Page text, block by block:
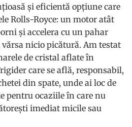
și eficientă opțiune care
Rolls-Royce: un motor atât
și accelera cu un pahar
nicio picătură. Am testat
de cristal aflate în
care se află, responsabil,
din spate, unde ai loc de
pentru ocaziile în care nu
imediat micile sau